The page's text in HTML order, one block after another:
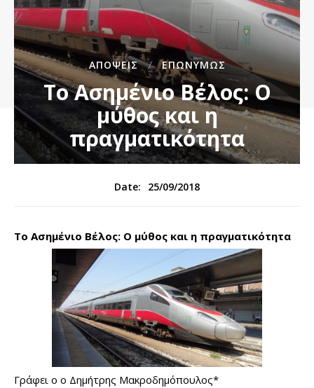
ΑΠΌΨΕΙΣ ΕΠΩΝΎΜΩΣ
Το Ασημένιο Βέλος: Ο
μύθος και η
πραγματικότητα
Date: 25/09/2018
Το Ασημένιο Βέλος: Ο μύθος και η πραγματικότητα
Γράφει ο ο Δημήτρης Μακροδημόπουλος*